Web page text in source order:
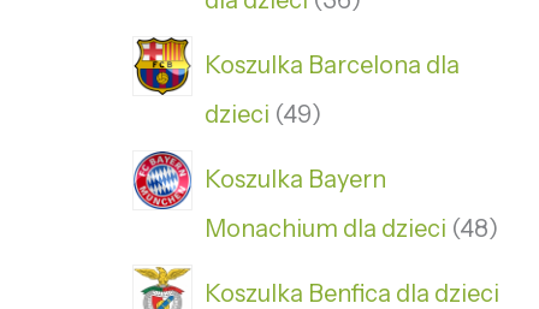
Koszulka Barcelona dla
dzieci 49
Koszulka Bayern
Monachium dla dzieci 48
Koszulka Benfica dla dzieci